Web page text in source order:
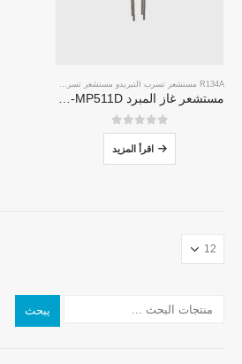
R134A مستشعر تسرب التبريد و مستشعر تسرب المبرد R290
مستشعر غاز المبرد MP511D-مستشعر مستشعر لأشباه الموصلات لاكتشاف تسرب التبريد
0من 5
اقرأ المزيد
يبحث